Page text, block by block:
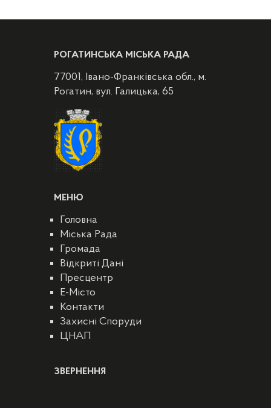
РОГАТИНСЬКА МІСЬКА РАДА
77001, Івано-Франківська обл., м.
Рогатин, вул. Галицька, 65
МЕНЮ
Головна
Міська Рада
Громада
Відкриті Дані
Пресцентр
E-Місто
Контакти
Захисні Споруди
ЦНАП
ЗВЕРНЕННЯ